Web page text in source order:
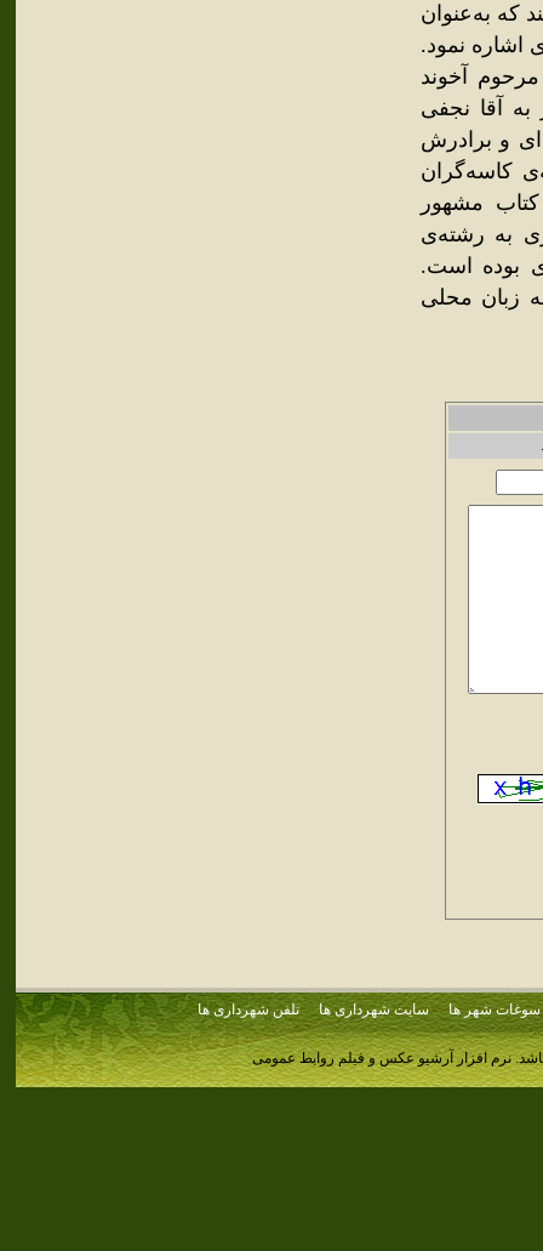
که به‌عنوان
اشاره نمود.
آخوند
آقا نجفی
و برادرش
کاسه‌گران
مشهور
که در سال 1335 هجری قمری به رشته‌ی
در سال 1339 هجری قمری بوده است.
زبان محلی
سوغات شهر ها سایت شهرداری ها تلفن شهرداری ها
نرم افزار آرشیو عکس و فیلم روابط عمومی